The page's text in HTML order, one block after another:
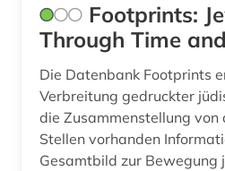
aufzeichnung (1)
augenzeuge (8)
auktionskatalog (2)
ausbildung (2)
Footprints:
Through Time
Die Datenbank Footprints
Verbreitung gedruckter
die Zusammenstellung von
Stellen vorhanden
Gesamtbild zur Bewegung